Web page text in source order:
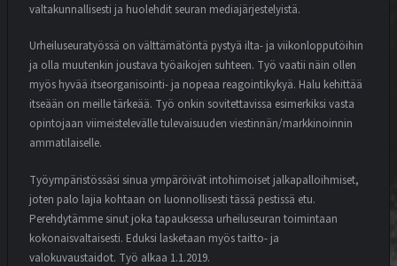
valtakunnallisesti ja huolehdit seuran mediajärjestelyistä.
Urheiluseuratyössä on välttämätöntä pystyä ilta- ja viikonlopputöihin
ja olla muutenkin joustava työaikojen suhteen. Työ vaatii näin ollen
myös hyvää itseorganisointi- ja nopeaa reagointikykyä. Halu kehittää
itseään on meille tärkeää. Työ onkin sovitettavissa esimerkiksi vasta
opintojaan viimeistelevälle tulevaisuuden viestinnän/markkinoinnin
ammatilaiselle.
Työympäristössäsi sinua ympäröivät intohimoiset jalkapalloihmiset,
joten palo lajia kohtaan on luonnollisesti tässä pestissä etu.
Perehdytämme sinut joka tapauksessa urheiluseuran toimintaan
kokonaisvaltaisesti. Eduksi lasketaan myös taitto- ja
valokuvaustaidot. Työ alkaa 1.1.2019.